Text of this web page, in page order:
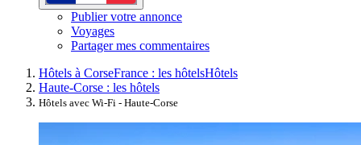
Publier votre annonce
Voyages
Partager mes commentaires
Hôtels à CorseFrance : les hôtelsHôtels
Haute-Corse : les hôtels
Hôtels avec Wi-Fi - Haute-Corse